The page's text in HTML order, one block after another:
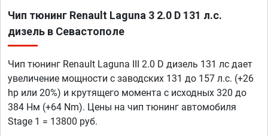
Чип тюнинг Renault Laguna 3 2.0 D 131 л.с.
дизель в Севастополе
Чип тюнинг Renault Laguna III 2.0 D дизель 131 лс дает
увеличение мощности с заводских 131 до 157 л.с. (+26
hp или 20%) и крутящего момента с исходных 320 до
384 Нм (+64 Nm). Цены на чип тюнинг автомобиля
Stage 1 = 13800 руб.